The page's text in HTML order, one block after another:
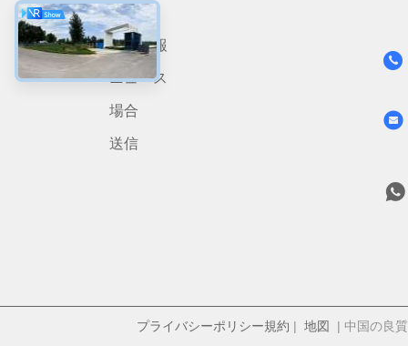
製品
会社情報
ニュース
場合
送信
プライバシーポリシー規約 | 地図 | 中国の良